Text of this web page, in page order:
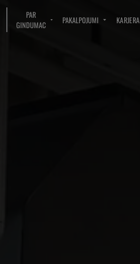
PAR
GINDUMAC
PAKALPOJUMI KARJERA